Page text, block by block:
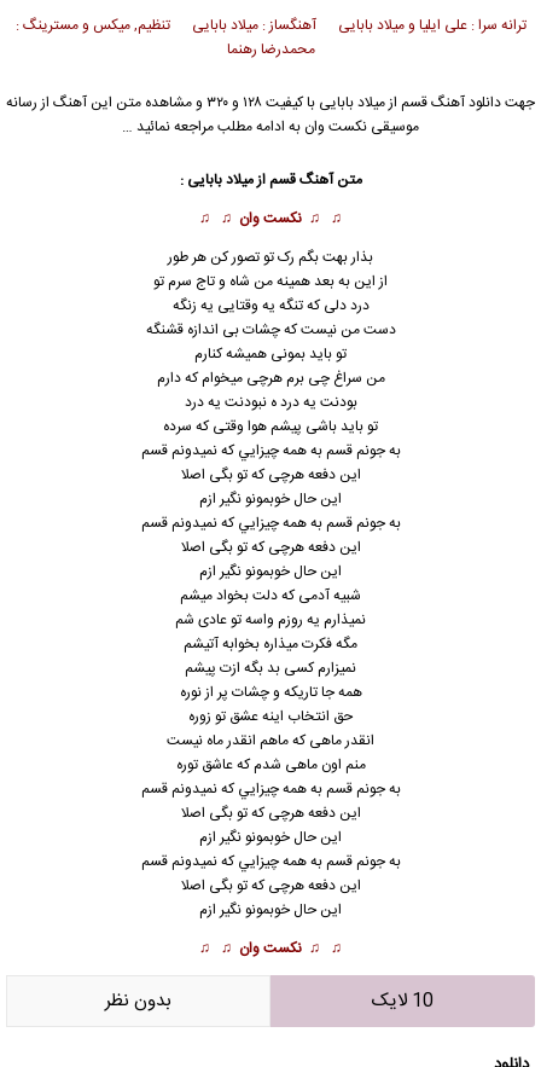
ترانه سرا : علی ایلیا و میلاد بابایی آهنگساز : میلاد بابایی تنظیم, میکس و مسترینگ :
محمدرضا رهنما
جهت دانلود آهنگ قسم ازمیلاد بابایی
با کیفیت ۱۲۸ و ۳۲۰ و مشاهده متن این آهنگ از رسانه
موسیقی نکست وان به ادامه مطلب مراجعه نمائید …
متن آهنگ قسم ازمیلاد بابایی :
♫ ♫ نکست وان ♫ ♫
بذار بهت بگم رک تو تصور كن هر طور
از اين به بعد همينه من شاه و تاج سرم تو
درد دلی كه تنگه يه وقتایی يه زنگه
دست من نیست كه چشات بی اندازه قشنگه
تو بايد بمونی همیشه كنارم
من سراغ چی برم هرچی ميخوام كه دارم
بودنت يه درد ه نبودنت يه درد
تو بايد باشی پيشم هوا وقتی كه سرده
به جونم قسم به همه چيزايي كه نميدونم قسم
اين دفعه هرچی كه تو بگی اصلا
اين حال خوبمونو نگير ازم
به جونم قسم به همه چيزايي كه نميدونم قسم
اين دفعه هرچی كه تو بگی اصلا
اين حال خوبمونو نگير ازم
شبيه آدمی كه دلت بخواد ميشم
نميذارم يه روزم واسه تو عادی شم
مگه فكرت ميذاره بخوابه آتيشم
نميزارم كسی بد بگه ازت پيشم
همه جا تاريکه و چشات پر از نوره
حق انتخاب اينه عشق تو زوره
انقدر ماهی كه ماهم انقدر ماه نيست
منم اون ماهی شدم كه عاشق توره
به جونم قسم به همه چيزايي كه نميدونم قسم
اين دفعه هرچی كه تو بگی اصلا
اين حال خوبمونو نگير ازم
به جونم قسم به همه چيزايي كه نميدونم قسم
اين دفعه هرچی كه تو بگی اصلا
اين حال خوبمونو نگير ازم
♫ ♫ نکست وان ♫ ♫
10 لایک بدون نظر